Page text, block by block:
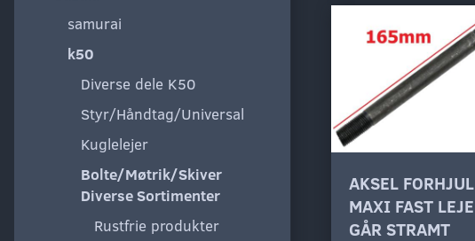
samurai
k50
Diverse dele K50
Styr/Håndtag/Universal
Kuglelejer
Bolte/Møtrik/Skiver
Diverse Sortimenter
Rustfrie produkter
AKSEL FORHJUL
MAXI FAST LEJE
GÅR STRAMT